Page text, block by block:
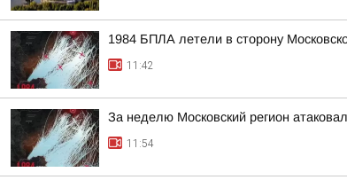
1984 БПЛА летели в сторону
11:42
За неделю Московский регион
11:54